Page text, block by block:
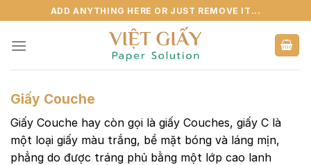
to
content
ADD ANYTHING HERE OR JUST REMOVE IT...
Giấy Couche
Giấy Couche hay còn gọi là giấy Couches, giấy C là
một loại giấy màu trắng, bề mặt bóng và láng mịn,
phẳng do được tráng phủ bằng một lớp cao lanh